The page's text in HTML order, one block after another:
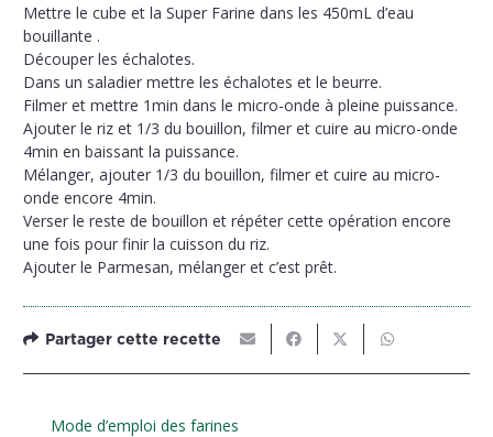
Mettre le cube et la Super Farine dans les 450mL d’eau
bouillante .
Découper les échalotes.
Dans un saladier mettre les échalotes et le beurre.
Filmer et mettre 1min dans le micro-onde à pleine puissance.
Ajouter le riz et 1/3 du bouillon, filmer et cuire au micro-onde
4min en baissant la puissance.
Mélanger, ajouter 1/3 du bouillon, filmer et cuire au micro-
onde encore 4min.
Verser le reste de bouillon et répéter cette opération encore
une fois pour finir la cuisson du riz.
Ajouter le Parmesan, mélanger et c’est prêt.
Partager cette recette
Mode d’emploi des farines